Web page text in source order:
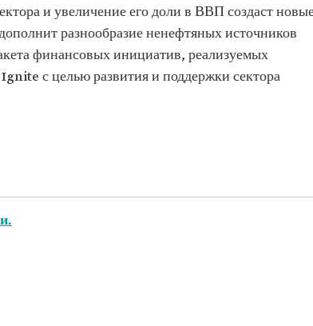
и увеличение его доли в ВВП создаст
разнообразие ненефтяных источников
финансовых инициатив, реализуемых
с целью развития и поддержки сектора